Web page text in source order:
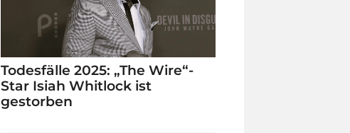
Todesfälle 2025: „The Wire“-
Star Isiah Whitlock ist
gestorben